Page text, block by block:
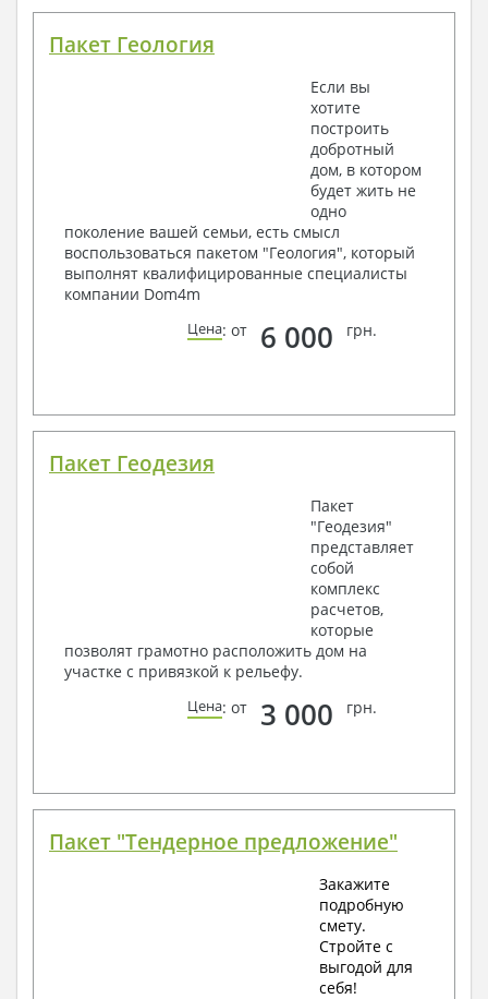
Пакет Геология
Если вы
хотите
построить
добротный
дом, в котором
будет жить не
одно
поколение вашей семьи, есть смысл
воспользоваться пакетом "Геология", который
выполнят квалифицированные специалисты
компании Dom4m
Цена: от 6 000 грн.
Пакет Геодезия
Пакет
"Геодезия"
представляет
собой
комплекс
расчетов,
которые
позволят грамотно расположить дом на
участке с привязкой к рельефу.
Цена: от 3 000 грн.
Пакет "Тендерное предложение"
Закажите
подробную
смету.
Стройте с
выгодой для
себя!